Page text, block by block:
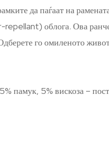
да паѓаат на
облога. Ова
го омиленото
памук, 5% вискоза –